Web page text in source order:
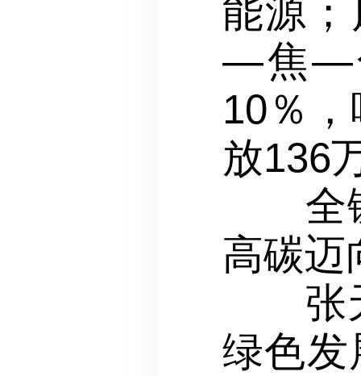
能源
—焦—
10％
放136
全链
高碳迈
张天
绿色发